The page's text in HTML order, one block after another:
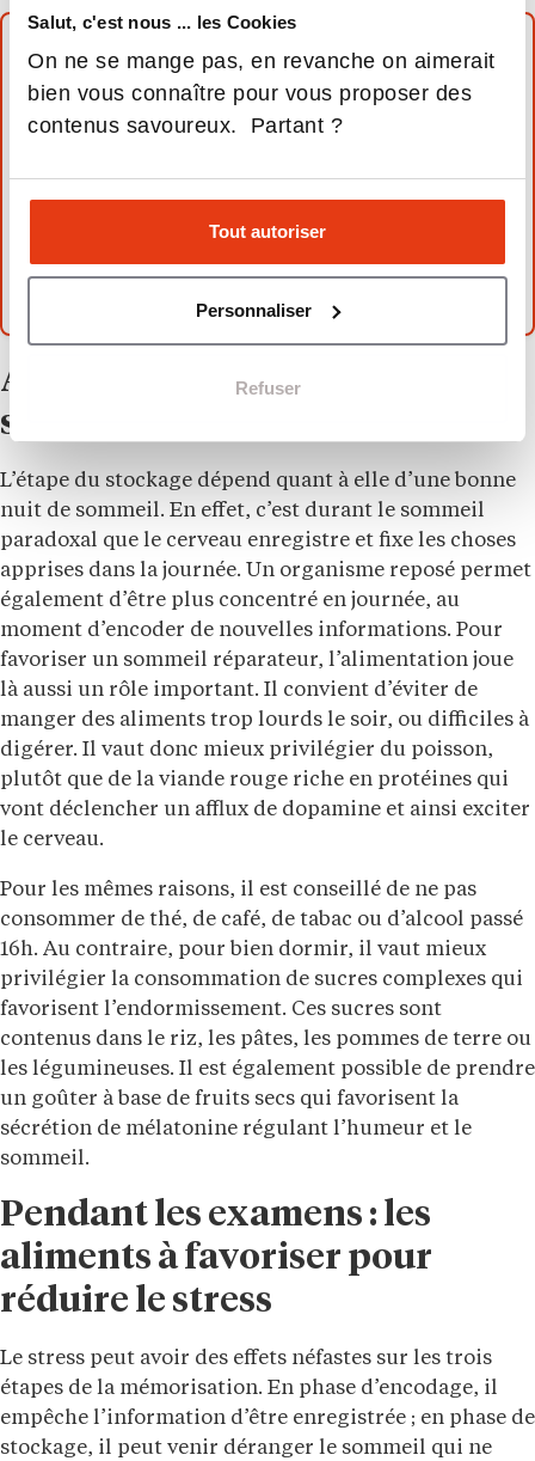
Salut, c'est nous ... les Cookies
On ne se mange pas, en revanche on aimerait
bien vous connaître pour vous proposer des
contenus savoureux. Partant ?
Tout autoriser
Personnaliser
Refuser
à lire aussi
Préparer et réussir les épreuves d’IEP : nos
Dernière ligne droite pour préparer le
marathon des concours Accès et Sésame
Passer son bac en candidat libre : les étapes et
conseils
Avant les examens : un
sommeil réparateur
L’étape du stockage dépend quant à elle d’une bonne
nuit de sommeil. En effet, c’est durant le sommeil
paradoxal que le cerveau enregistre et fixe les choses
apprises dans la journée. Un organisme reposé permet
également d’être plus concentré en journée, au
moment d’encoder de nouvelles informations. Pour
favoriser un sommeil réparateur, l’alimentation joue
là aussi un rôle important. Il convient d’éviter de
manger des aliments trop lourds le soir, ou difficiles à
digérer. Il vaut donc mieux privilégier du poisson,
plutôt que de la viande rouge riche en protéines qui
vont déclencher un afflux de dopamine et ainsi exciter
le cerveau.
Pour les mêmes raisons, il est conseillé de ne pas
consommer de thé, de café, de tabac ou d’alcool passé
16h. Au contraire, pour bien dormir, il vaut mieux
privilégier la consommation de sucres complexes qui
favorisent l’endormissement. Ces sucres sont
contenus dans le riz, les pâtes, les pommes de terre ou
les légumineuses. Il est également possible de prendre
un goûter à base de fruits secs qui favorisent la
sécrétion de mélatonine régulant l’humeur et le
sommeil.
Pendant les examens : les
aliments à favoriser pour
réduire le stress
Le stress peut avoir des effets néfastes sur les trois
étapes de la mémorisation. En phase d’encodage, il
empêche l’information d’être enregistrée ; en phase de
stockage, il peut venir déranger le sommeil qui ne